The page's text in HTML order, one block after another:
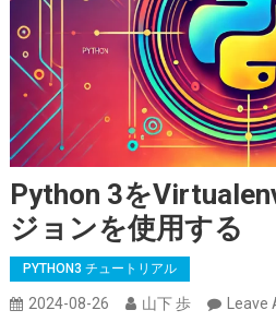
Python 3を
ジョンを使用する
PYTHON3 チュートリアル
2024-08-26 山下 歩